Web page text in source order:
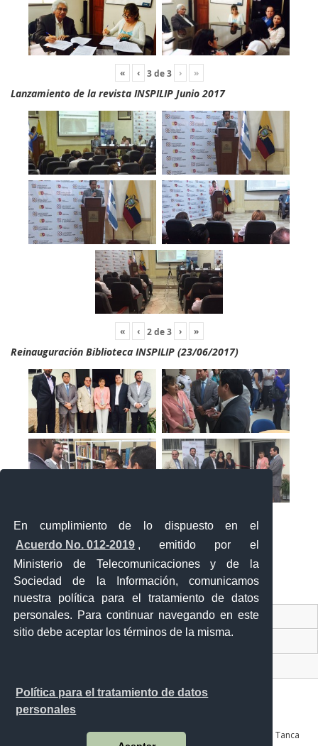
En cumplimiento de lo dispuesto en el
Acuerdo No. 012-2019 , emitido por el
Ministerio de Telecomunicaciones y de la
Sociedad de la Información, comunicamos
nuestra política para el tratamiento de datos
personales. Para continuar navegando en este
sitio debe aceptar los términos de la misma.
Política para el tratamiento de datos
personales
« ‹ 3de3 › »
Lanzamiento de la revista INSPILIP Junio 2017
« ‹ 2de3 › »
Reinauguración Biblioteca INSPILIP (23/06/2017)
Contacto Ciudadano Digital
Av. Julián Coronel 905 entre Esmeraldas y José Mascote Av. Juan Tanca